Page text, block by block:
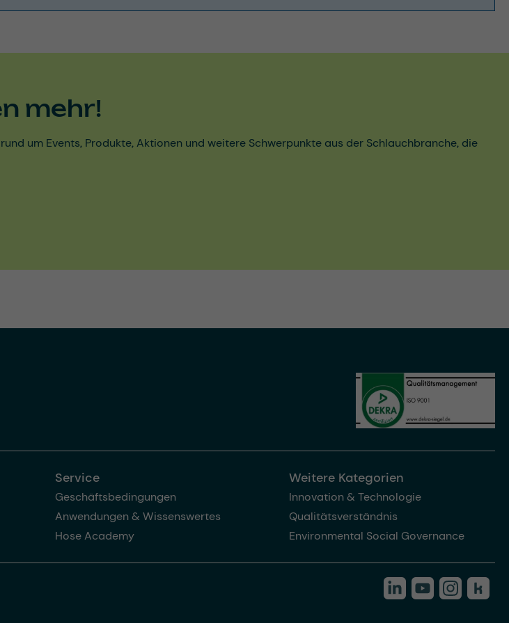
mehr!
um Events, Produkte, Aktionen und weitere Schwerpunkte aus der Schlauchbranche, die
Service
Geschäftsbedingungen
Anwendungen & Wissenswertes
Hose Academy
Weitere Kategorien
Innovation & Technologie
Qualitätsverständnis
Environmental Social Governance